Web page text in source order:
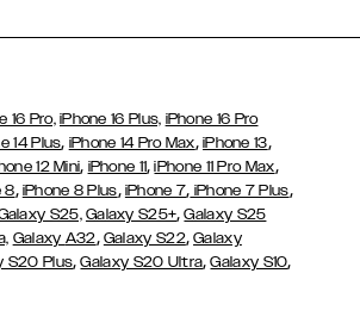
16 Pro, iPhone 16 Plus, iPhone 16 Pro
14 Plus, iPhone 14 Pro Max, iPhone 13,
12 Mini, iPhone 11,iPhone 11 Pro Max,
8, iPhone 8 Plus, iPhone 7, iPhone 7 Plus,
S25, Galaxy S25+,Galaxy S25
Galaxy A32, Galaxy S22,Galaxy
S20 Plus,Galaxy S20 Ultra,Galaxy S10,